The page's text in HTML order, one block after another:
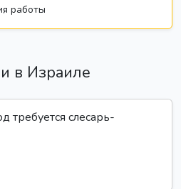
работы
в Израиле
требуется слесарь-